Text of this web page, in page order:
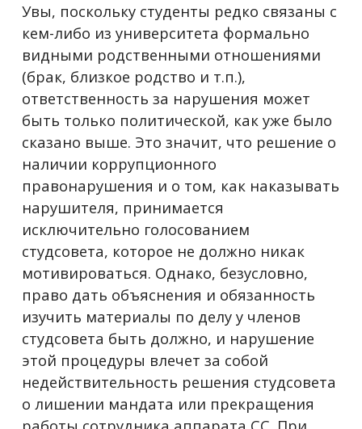
Увы, поскольку студенты редко связаны с
кем-либо из университета формально
видными родственными отношениями
(брак, близкое родство и т.п.),
ответственность за нарушения может
быть только политической, как уже было
сказано выше. Это значит, что решение о
наличии коррупционного
правонарушения и о том, как наказывать
нарушителя, принимается
исключительно голосованием
студсовета, которое не должно никак
мотивироваться. Однако, безусловно,
право дать объяснения и обязанность
изучить материалы по делу у членов
студсовета быть должно, и нарушение
этой процедуры влечет за собой
недействительность решения студсовета
о лишении мандата или прекращения